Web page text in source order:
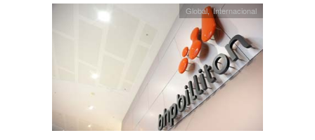
Global,Internacional